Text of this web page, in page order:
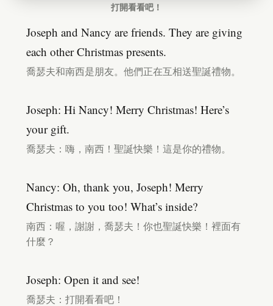
打開看看吧！
Joseph and Nancy are friends. They are giving
each other Christmas presents.
喬瑟夫和南西是朋友。他們正在互相送聖誕禮物。
Joseph: Hi Nancy! Merry Christmas! Here’s
your gift.
喬瑟夫：嗨，南西！聖誕快樂！這是你的禮物。
Nancy: Oh, thank you, Joseph! Merry
Christmas to you too! What’s inside?
南西：喔，謝謝，喬瑟夫！你也聖誕快樂！裡面有
什麼？
Joseph: Open it and see!
喬瑟夫：打開看看吧！